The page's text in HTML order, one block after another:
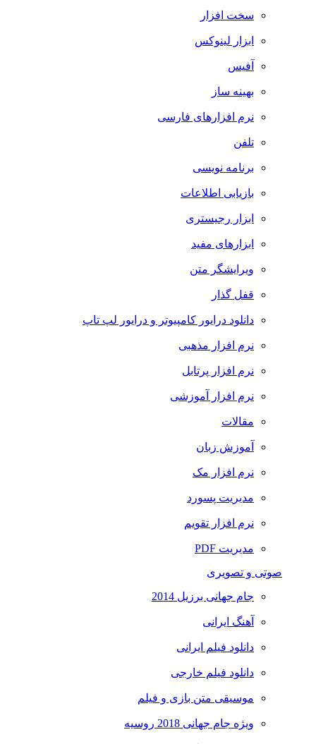
سخت افزار
ابزار لینوکس
آفیس
بهینه ساز
نرم افزارهای فارسی
تلفن
برنامه نویسی
بازیابی اطلاعات
ابزار رجیستری
ابزارهای مفید
ویرایشگر متن
قفل گذار
دانلود درایور کامپیوتر و درایور لپ تاپ
نرم افزار مذهبی
نرم افزار پرتابل
نرم افزار آموزشی
مقالات
آموزش زبان
نرم افزار مک
مدیریت پسورد
نرم افزار تقویم
مدیریت PDF
صوتی و تصویری
جام جهانی برزیل 2014
آهنگ ایرانی
دانلود فیلم ایرانی
دانلود فیلم خارجی
موسیقی متن بازی و فیلم
ویژه جام جهانی 2018 روسیه